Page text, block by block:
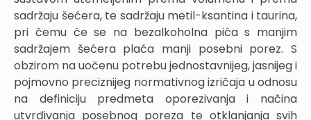
sadržaju šećera, te sadržaju metil-ksantina i taurina,
pri čemu će se na bezalkoholna pića s manjim
sadržajem šećera plaća manji posebni porez. S
obzirom na uočenu potrebu jednostavnijeg, jasnijeg i
pojmovno preciznijeg normativnog izričaja u odnosu
na definiciju predmeta oporezivanja i načina
utvrđivanja posebnog poreza te otklanjanja svih